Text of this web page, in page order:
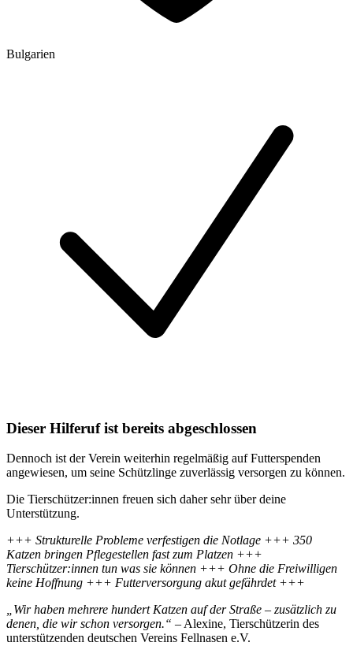
Bulgarien
Dieser Hilferuf ist bereits abgeschlossen
Dennoch ist der Verein weiterhin regelmäßig auf Futterspenden
angewiesen, um seine Schützlinge zuverlässig versorgen zu können.
Die Tierschützer:innen freuen sich daher sehr über deine
Unterstützung.
+++ Strukturelle Probleme verfestigen die Notlage +++ 350
Katzen bringen Pflegestellen fast zum Platzen +++
Tierschützer:innen tun was sie können +++ Ohne die Freiwilligen
keine Hoffnung +++ Futterversorgung akut gefährdet +++
„Wir haben mehrere hundert Katzen auf der Straße – zusätzlich zu
denen, die wir schon versorgen.“ – Alexine, Tierschützerin des
unterstützenden deutschen Vereins Fellnasen e.V.